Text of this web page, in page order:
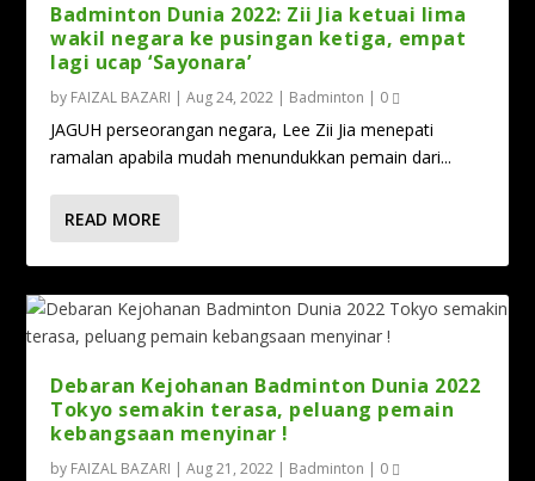
Badminton Dunia 2022: Zii Jia ketuai lima
wakil negara ke pusingan ketiga, empat
lagi ucap ‘Sayonara’
by FAIZAL BAZARI |Aug 24, 2022 | Badminton | 0
JAGUH perseorangan negara, Lee Zii Jia menepati
ramalan apabila mudah menundukkan pemain dari...
READ MORE
Debaran Kejohanan Badminton Dunia 2022
Tokyo semakin terasa, peluang pemain
kebangsaan menyinar !
by FAIZAL BAZARI |Aug 21, 2022 | Badminton | 0